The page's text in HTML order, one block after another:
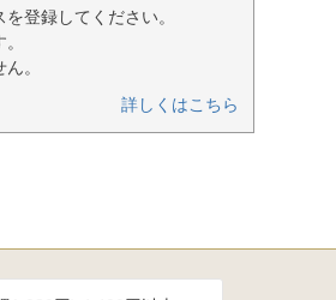
登録してください。
。
詳しくはこちら